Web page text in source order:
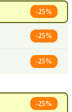
-25%
-25%
-25%
-25%